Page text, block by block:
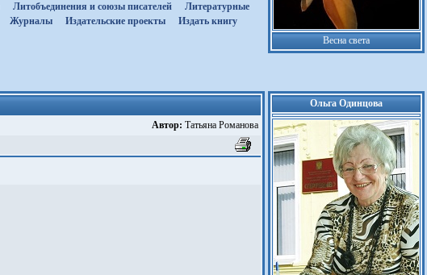
Литобъединения и союзы писателей
Литературные
Журналы Издательские проекты Издать книгу
Весна света
Автор: Татьяна Романова
Ольга Одинцова